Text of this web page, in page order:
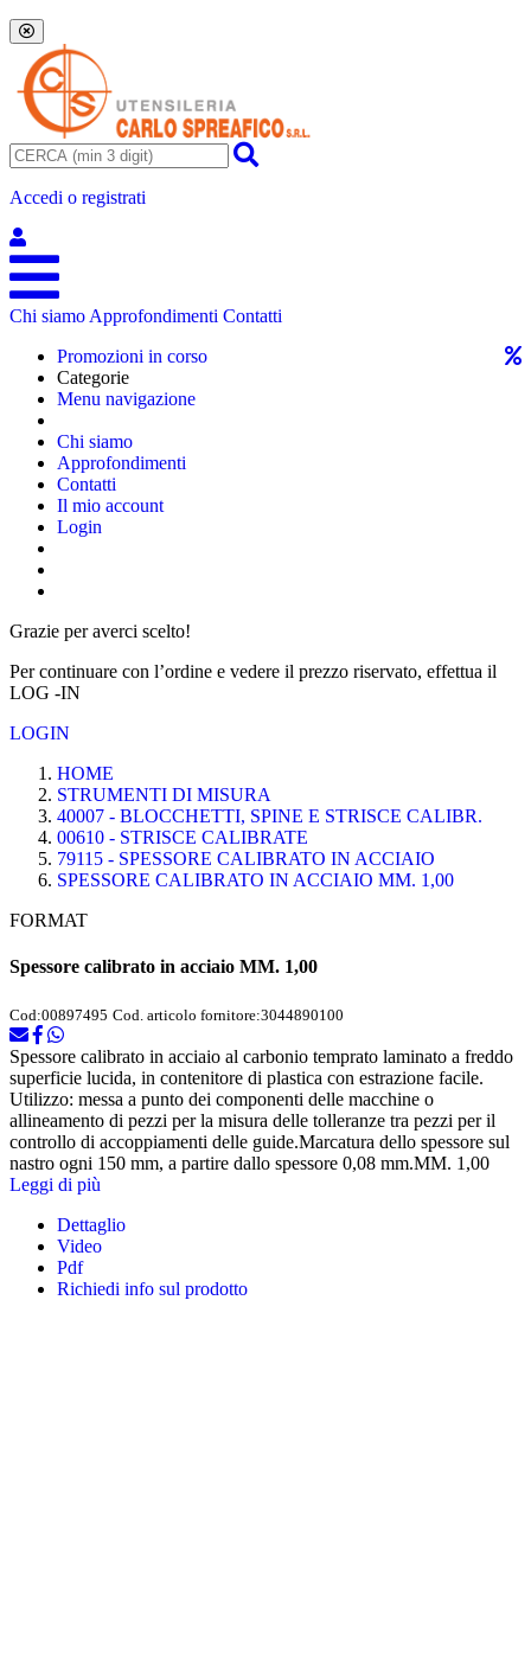
Accedi o registrati
Chi siamo Approfondimenti Contatti
Promozioni in corso
Categorie
Menu navigazione
Chi siamo
Approfondimenti
Contatti
Il mio account
Login
Grazie per averci scelto!
Per continuare con l’ordine e vedere il prezzo riservato, effettua il
LOG -IN
LOGIN
HOME
STRUMENTI DI MISURA
40007 - BLOCCHETTI, SPINE E STRISCE CALIBR.
00610 - STRISCE CALIBRATE
79115 - SPESSORE CALIBRATO IN ACCIAIO
SPESSORE CALIBRATO IN ACCIAIO MM. 1,00
FORMAT
Spessore calibrato in acciaio MM. 1,00
Cod:00897495 Cod. articolo fornitore:3044890100
Spessore calibrato in acciaio al carbonio temprato laminato a freddo
superficie lucida, in contenitore di plastica con estrazione facile.
Utilizzo: messa a punto dei componenti delle macchine o
allineamento di pezzi per la misura delle tolleranze tra pezzi per il
controllo di accoppiamenti delle guide.Marcatura dello spessore sul
nastro ogni 150 mm, a partire dallo spessore 0,08 mm.MM. 1,00
Leggi di più
Dettaglio
Video
Pdf
Richiedi info sul prodotto